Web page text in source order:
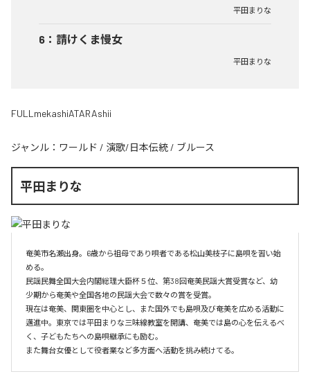
平田まりな
6 ： 請けくま慢女
平田まりな
FULLmekashiATARAshii
ジャンル： ワールド / 演歌/日本伝統 / ブルース
平田まりな
奄美市名瀬出身。6歳から祖母であり唄者である松山美枝子に島唄を習い始
める。
民謡民舞全国大会内閣総理大臣杯５位、第38回奄美民謡大賞受賞など、幼
少期から奄美や全国各地の民謡大会で数々の賞を受賞。
現在は奄美、関東圏を中心とし、また国外でも島唄及び奄美を広める活動に
邁進中。東京では平田まりな三味線教室を開講、奄美では島の心を伝えるべ
く、子どもたちへの島唄継承にも励む。
また舞台女優として役者業など多方面へ活動を挑み続けてる。